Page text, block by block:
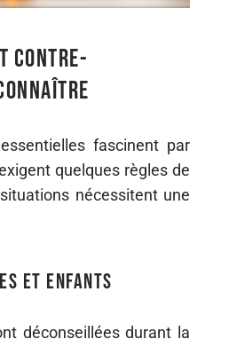
contre-
fascinent par
quelques règles de
nécessitent une
et enfants
déconseillées durant la